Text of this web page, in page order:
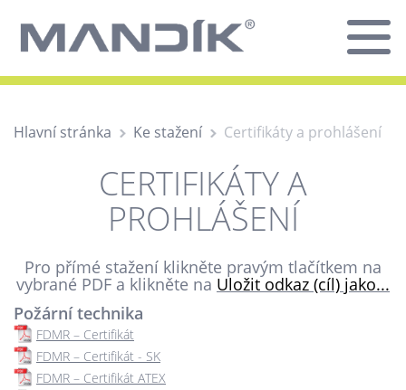
Hlavní stránka Ke stažení Certifikáty a prohlášení
CERTIFIKÁTY A
PROHLÁŠENÍ
Pro přímé stažení klikněte pravým tlačítkem na
vybrané PDF a klikněte na Uložit odkaz (cíl) jako...
Požární technika
FDMR – Certifikát
FDMR – Certifikát - SK
FDMR – Certifikát ATEX